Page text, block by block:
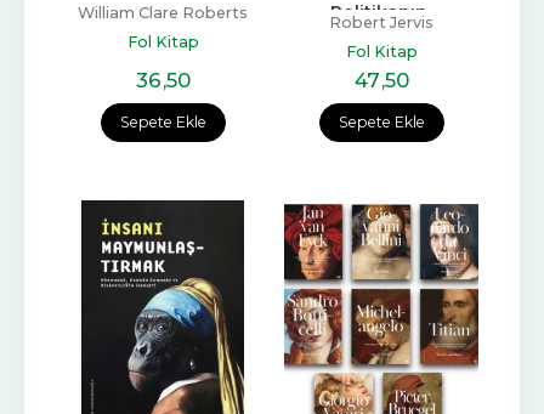
Sepete Ekle
William Clare Roberts
Fol Kitap
36,50
Sepete Ekle
Politikanın
Robert Jervis
Fol Kitap
47,50